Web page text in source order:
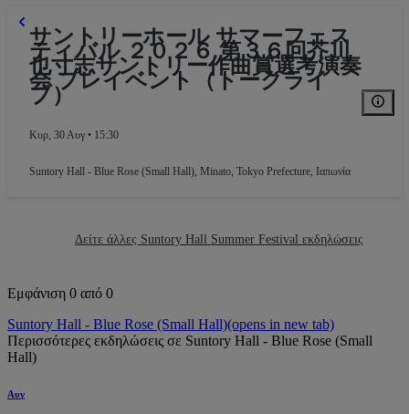
サントリーホール サマーフェス
ティバル ２０２６ 第３６回芥川
也寸志サントリー作曲賞選考演奏
会 プレイベント（トークライ
ブ）
Κυρ, 30 Αυγ • 15:30
Suntory Hall - Blue Rose (Small Hall), Minato, Tokyo Prefecture, Ιαπωνία
Δείτε άλλες Suntory Hall Summer Festival εκδηλώσεις
Εμφάνιση 0 από 0
Suntory Hall - Blue Rose (Small Hall)(opens in new tab)
Περισσότερες εκδηλώσεις σε Suntory Hall - Blue Rose (Small
Hall)
Αυγ